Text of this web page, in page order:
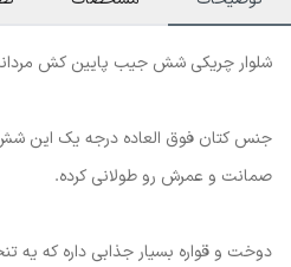
شلوار چریکی شش جیب پایین کش
جنس کتان فوق العاده درجه یک این
صمانت و عمرش رو طولانی کرده.
دوخت و قواره بسیار جذابی داره که یه